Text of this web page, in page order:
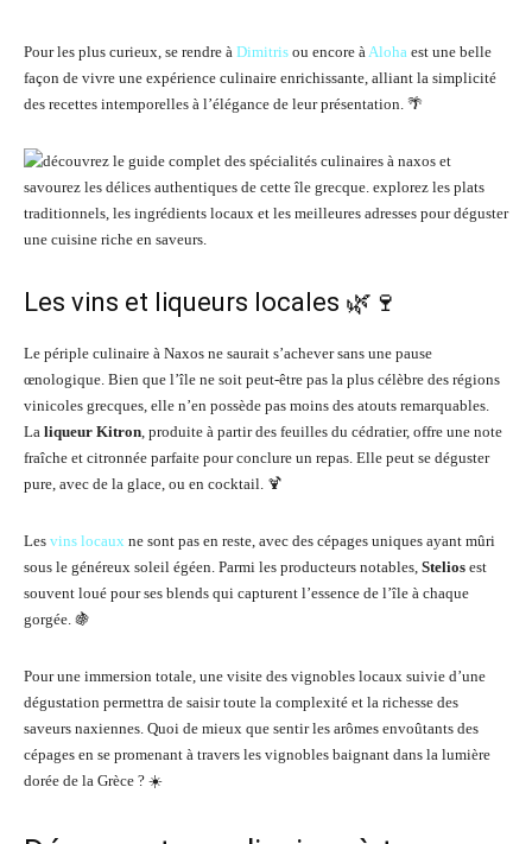
Pour les plus curieux, se rendre à Dimitris ou encore àAloha est une belle
façon de vivre une expérience culinaire enrichissante, alliant la simplicité
des recettes intemporelles à l’élégance de leur présentation. 🌴
Les vins et liqueurs locales 🌿🍷
Le périple culinaire à Naxos ne saurait s’achever sans une pause
œnologique. Bien que l’île ne soit peut-être pas la plus célèbre des régions
vinicoles grecques, elle n’en possède pas moins des atouts remarquables.
La liqueur Kitron, produite à partir des feuilles du cédratier, offre une note
fraîche et citronnée parfaite pour conclure un repas. Elle peut se déguster
pure, avec de la glace, ou en cocktail. 🍹
Les vins locaux ne sont pas en reste, avec des cépages uniques ayant mûri
sous le généreux soleil égéen. Parmi les producteurs notables, Stelios est
souvent loué pour ses blends qui capturent l’essence de l’île à chaque
gorgée. 🍇
Pour une immersion totale, une visite des vignobles locaux suivie d’une
dégustation permettra de saisir toute la complexité et la richesse des
saveurs naxiennes. Quoi de mieux que sentir les arômes envoûtants des
cépages en se promenant à travers les vignobles baignant dans la lumière
dorée de la Grèce ? ☀️